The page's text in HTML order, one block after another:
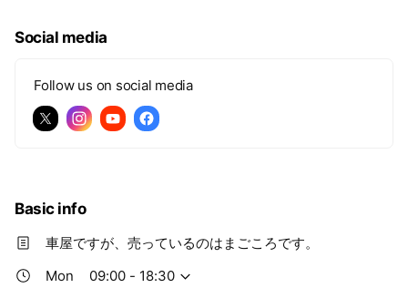
Social media
Follow us on social media
Basic info
車屋ですが、売っているのはまごころです。
Mon
09:00 - 18:30